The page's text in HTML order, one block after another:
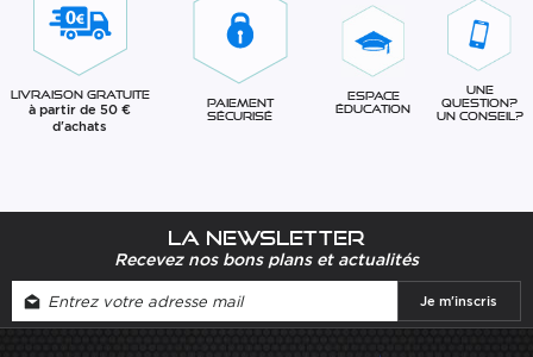
Livraison gratuite
à partir de 50 €
d'achats
Paiement
sécurisé
Espace
éducation
Une
question?
Un conseil?
La newsletter
Recevez nos bons plans et actualités